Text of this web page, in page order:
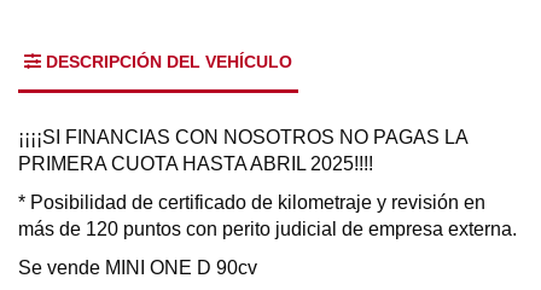
DESCRIPCIÓN DEL VEHÍCULO
¡¡¡¡SI FINANCIAS CON NOSOTROS NO PAGAS LA
PRIMERA CUOTA HASTA ABRIL 2025!!!!
* Posibilidad de certificado de kilometraje y revisión en
más de 120 puntos con perito judicial de empresa externa.
Se vende MINI ONE D 90cv